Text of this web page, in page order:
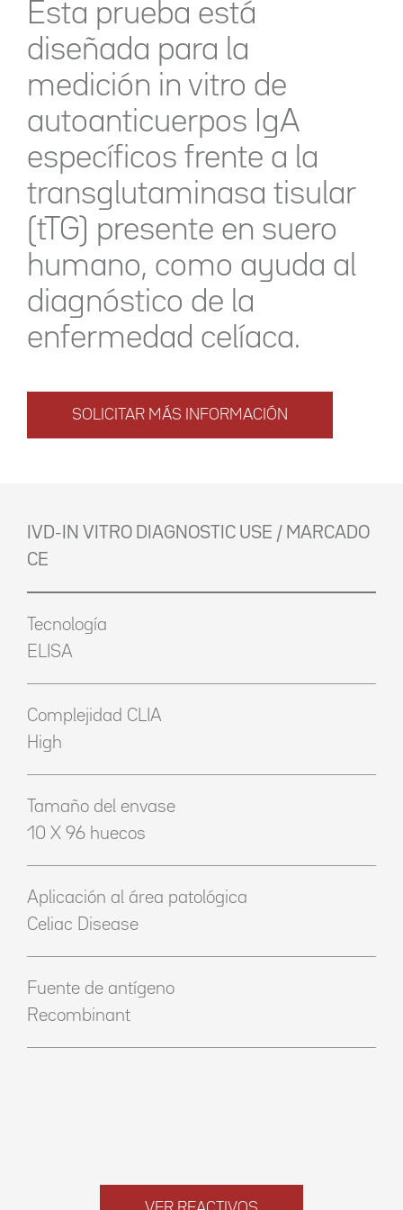
Esta prueba está
diseñada para la
medición in vitro de
autoanticuerpos IgA
específicos frente a la
transglutaminasa tisular
(tTG) presente en suero
humano, como ayuda al
diagnóstico de la
enfermedad celíaca.
SOLICITAR MÁS INFORMACIÓN
IVD-IN VITRO DIAGNOSTIC USE / MARCADO
CE
Tecnología
ELISA
Complejidad CLIA
High
Tamaño del envase
10 X 96 huecos
Aplicación al área patológica
Celiac Disease
Fuente de antígeno
Recombinant